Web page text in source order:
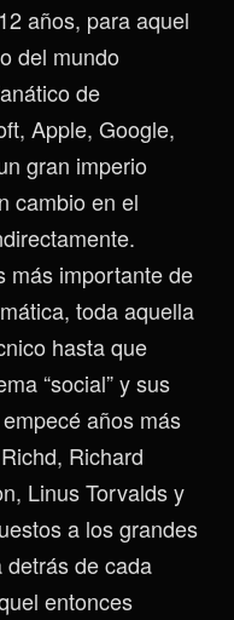
años, para aquel
del mundo
de
Apple, Google,
gran imperio
cambio en el
más importante de
toda aquella
hasta que
“social” y sus
años más
Richard
Linus Torvalds y
a los grandes
de cada
entonces